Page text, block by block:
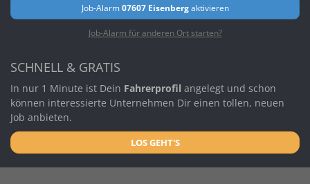
Job-Alarm07607 Eisenbergaktivieren
Job-Alarm für anderen Ort starten?
SCHNELL & GRATIS
In nur 1 Minute ist Dein Fahrerprofil angelegt und schon
können interessierte Unternehmen Dir einen tollen, neuen
Job anbieten.
LOS GEHT'S